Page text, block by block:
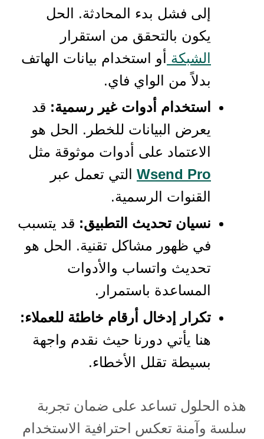
إلى فشل بدء المحادثة. الحل
يكون بالتحقق من استقرار
الشبكة
أو استخدام بيانات الهاتف
بدلاً من الواي فاي.
استخدام أدوات غير رسمية: قد
يعرض البيانات للخطر. الحل هو
الاعتماد على أدوات موثوقة مثل
Wsend Pro التي تعمل عبر
القنوات الرسمية.
نسيان تحديث التطبيق: قد يتسبب
في ظهور مشاكل تقنية. الحل هو
تحديث واتساب والأدوات
المساعدة باستمرار.
تكرار إدخال أرقام خاطئة للعملاء:
هنا يأتي دورنا حيث نقدم واجهة
بسيطة تقلل الأخطاء.
هذه الحلول تساعد على ضمان تجربة
سلسة وآمنة تعكس احترافية الاستخدام